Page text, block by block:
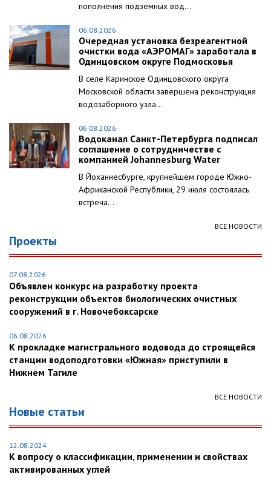
пополнения подземных вод...
06.08.2026
Очередная установка безреагентной
очистки вода «АЭРОМАГ» заработала в
Одинцовском округе Подмосковья
В селе Каринское Одинцовского округа
Московской области завершена реконструкция
водозаборного узла...
06.08.2026
Водоканал Санкт-Петербурга подписал
соглашение о сотрудничестве с
компанией Johannesburg Water
В Йоханнесбурге, крупнейшем городе Южно-
Африканской Республики, 29 июля состоялась
встреча...
ВСЕ НОВОСТИ
Проекты
07.08.2026
Объявлен конкурс на разработку проекта
реконструкции объектов биологических очистных
сооружений в г. Новочебоксарске
06.08.2026
К прокладке магистрального водовода до строящейся
станции водоподготовки «Южная» приступили в
Нижнем Тагиле
ВСЕ НОВОСТИ
Новые статьи
12.08.2024
К вопросу о классификации, применении и свойствах
активированных углей